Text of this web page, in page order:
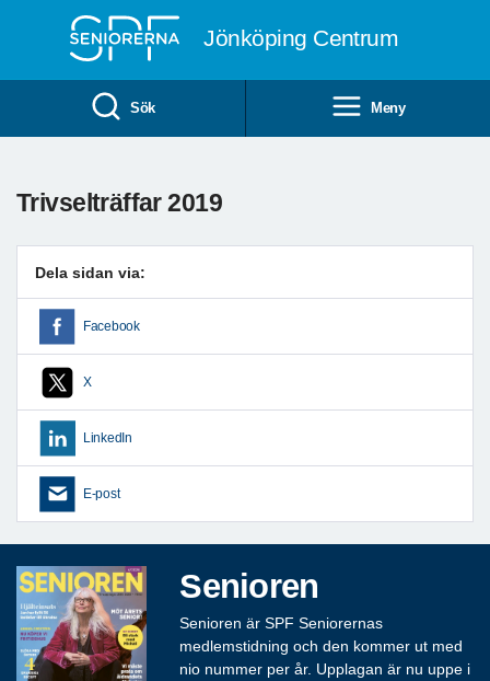
Jönköping Centrum
Sök Meny
Trivselträffar 2019
Dela sidan via:
Facebook
X
LinkedIn
E-post
Senioren
Senioren är SPF Seniorernas
medlemstidning och den kommer ut med
nio nummer per år. Upplagan är nu uppe i